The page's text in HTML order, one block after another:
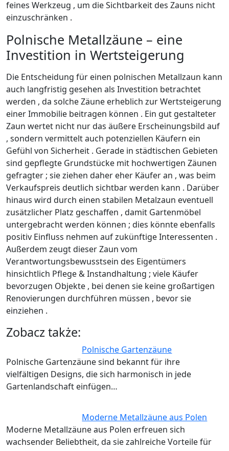
feines Werkzeug , um die Sichtbarkeit des Zauns nicht
einzuschränken .
Polnische Metallzäune – eine
Investition in Wertsteigerung
Die Entscheidung für einen polnischen Metallzaun kann
auch langfristig gesehen als Investition betrachtet
werden , da solche Zäune erheblich zur Wertsteigerung
einer Immobilie beitragen können . Ein gut gestalteter
Zaun wertet nicht nur das äußere Erscheinungsbild auf
, sondern vermittelt auch potenziellen Käufern ein
Gefühl von Sicherheit . Gerade in städtischen Gebieten
sind gepflegte Grundstücke mit hochwertigen Zäunen
gefragter ; sie ziehen daher eher Käufer an , was beim
Verkaufspreis deutlich sichtbar werden kann . Darüber
hinaus wird durch einen stabilen Metalzaun eventuell
zusätzlicher Platz geschaffen , damit Gartenmöbel
untergebracht werden können ; dies könnte ebenfalls
positiv Einfluss nehmen auf zukünftige Interessenten .
Außerdem zeugt dieser Zaun vom
Verantwortungsbewusstsein des Eigentümers
hinsichtlich Pflege & Instandhaltung ; viele Käufer
bevorzugen Objekte , bei denen sie keine großartigen
Renovierungen durchführen müssen , bevor sie
einziehen .
Zobacz także:
Polnische Gartenzäune
Polnische Gartenzäune sind bekannt für ihre
vielfältigen Designs, die sich harmonisch in jede
Gartenlandschaft einfügen…
Moderne Metallzäune aus Polen
Moderne Metallzäune aus Polen erfreuen sich
wachsender Beliebtheit, da sie zahlreiche Vorteile für